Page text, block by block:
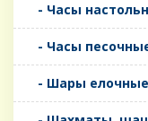
- Часы
- Часы
- Шары елочные